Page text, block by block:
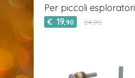
Per piccoli esploratori
€ 19,90 24,90